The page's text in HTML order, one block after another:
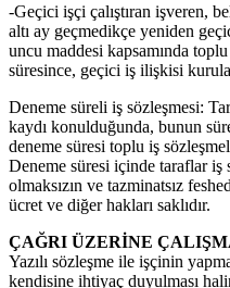
-Geçici işçi çalıştıran işveren,
altı ay geçmedikçe yeniden
uncu maddesi kapsamında
süresince, geçici iş ilişkisi
Deneme süreli iş sözleşmesi:
kaydı konulduğunda, bunun
deneme süresi toplu iş
Deneme süresi içinde taraflar
olmaksızın ve tazminatsız
ücret ve diğer hakları saklıdır.
ÇAĞRI ÜZERİNE
Yazılı sözleşme ile işçinin
kendisine ihtiyaç duyulması